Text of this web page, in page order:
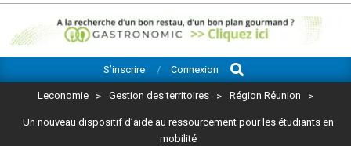
Navigation
S’inscrire Connexion
Search
Leconomie > Gestion des territoires > Région Réunion >
Un nouveau dispositif d’aide au ressourcement pour les étudiants en
mobilité